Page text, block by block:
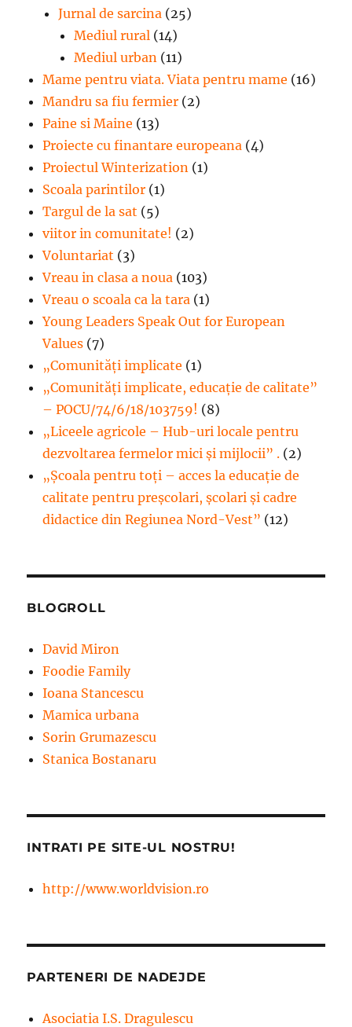
Jurnal de sarcina (25)
Mediul rural (14)
Mediul urban (11)
Mame pentru viata. Viata pentru mame (16)
Mandru sa fiu fermier (2)
Paine si Maine (13)
Proiecte cu finantare europeana (4)
Proiectul Winterization (1)
Scoala parintilor (1)
Targul de la sat (5)
viitor in comunitate! (2)
Voluntariat (3)
Vreau in clasa a noua (103)
Vreau o scoala ca la tara (1)
Young Leaders Speak Out for European
Values (7)
„Comunități implicate (1)
„Comunități implicate, educație de calitate”
– POCU/74/6/18/103759! (8)
„Liceele agricole – Hub-uri locale pentru
dezvoltarea fermelor mici şi mijlocii” . (2)
„Școala pentru toți – acces la educație de
calitate pentru preșcolari, școlari și cadre
didactice din Regiunea Nord-Vest” (12)
BLOGROLL
David Miron
Foodie Family
Ioana Stancescu
Mamica urbana
Sorin Grumazescu
Stanica Bostanaru
INTRATI PE SITE-UL NOSTRU!
http://www.worldvision.ro
PARTENERI DE NADEJDE
Asociatia I.S. Dragulescu